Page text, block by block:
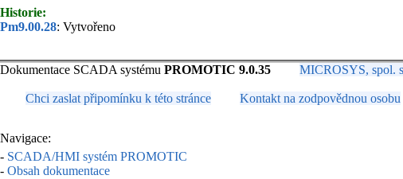
Historie:
Pm9.00.28: Vytvořeno
Dokumentace SCADA systému PROMOTIC 9.0.35 MICROSYS, spol.
Chci zaslat připomínku k této stránce Kontakt na zodpovědnou osobu
Navigace:
- SCADA/HMI systém PROMOTIC
- Obsah dokumentace